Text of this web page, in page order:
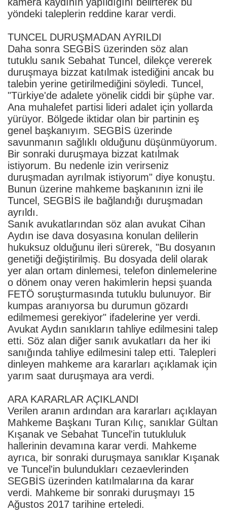
yöndeki taleplerin reddine karar verdi.
TUNCEL DURUŞMADAN AYRILDI
Daha sonra SEGBİS üzerinden söz alan
tutuklu sanık Sebahat Tuncel, dilekçe vererek
duruşmaya bizzat katılmak istediğini ancak bu
talebin yerine getirilmediğini söyledi. Tuncel,
"Türkiye'de adalete yönelik ciddi bir şüphe var.
Ana muhalefet partisi lideri adalet için yollarda
yürüyor. Bölgede iktidar olan bir partinin eş
genel başkanıyım. SEGBİS üzerinde
savunmanın sağlıklı olduğunu düşünmüyorum.
Bir sonraki duruşmaya bizzat katılmak
istiyorum. Bu nedenle izin verirseniz
duruşmadan ayrılmak istiyorum" diye konuştu.
Bunun üzerine mahkeme başkanının izni ile
Tuncel, SEGBİS ile bağlandığı duruşmadan
ayrıldı.
Sanık avukatlarından söz alan avukat Cihan
Aydın ise dava dosyasına konulan delilerin
hukuksuz olduğunu ileri sürerek, "Bu dosyanın
genetiği değiştirilmiş. Bu dosyada delil olarak
yer alan ortam dinlemesi, telefon dinlemelerine
o dönem onay veren hakimlerin hepsi şuanda
FETÖ soruşturmasında tutuklu bulunuyor. Bir
kumpas aranıyorsa bu durumun gözardı
edilmemesi gerekiyor" ifadelerine yer verdi.
Avukat Aydın sanıkların tahliye edilmesini talep
etti. Söz alan diğer sanık avukatları da her iki
sanığında tahliye edilmesini talep etti. Talepleri
dinleyen mahkeme ara kararları açıklamak için
yarım saat duruşmaya ara verdi.
ARA KARARLAR AÇIKLANDI
Verilen aranın ardından ara kararları açıklayan
Mahkeme Başkanı Turan Kılıç, sanıklar Gültan
Kışanak ve Sebahat Tuncel'in tutukluluk
hallerinin devamına karar verdi. Mahkeme
ayrıca, bir sonraki duruşmaya sanıklar Kışanak
ve Tuncel'in bulundukları cezaevlerinden
SEGBİS üzerinden katılmalarına da karar
verdi. Mahkeme bir sonraki duruşmayı 15
Ağustos 2017 tarihine erteledi.